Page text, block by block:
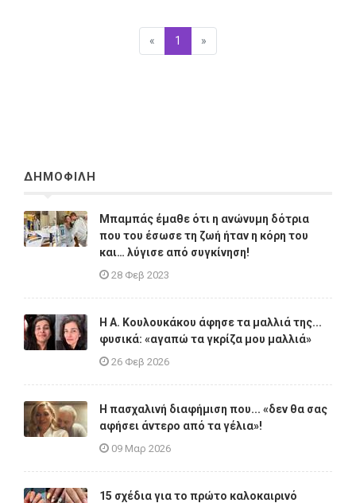
« Προηγούμενη
1 (επιλεγμένη)
»
ΔΗΜΟΦΙΛΗ
Μπαμπάς έμαθε ότι η ανώνυμη δότρια
που του έσωσε τη ζωή ήταν η κόρη του
και… λύγισε από συγκίνηση!
28 Φεβ 2023
Η A. Κουλουκάκου άφησε τα μαλλιά της...
φυσικά: «αγαπώ τα γκρίζα μου μαλλιά»
26 Φεβ 2026
Η πασχαλινή διαφήμιση που... «δεν θα σας
αφήσει άντερο από τα γέλια»!
09 Μαρ 2026
15 σχέδια για το πρώτο καλοκαιρινό